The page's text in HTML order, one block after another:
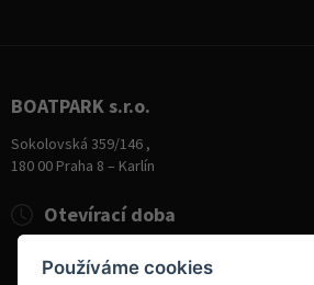
BOATPARK s.r.o.
Sokolovská 359/146 ,
180 00 Praha 8 – Karlín
Otevírací doba
Úterý - Pátek
10:00 - 19:00
Používáme cookies